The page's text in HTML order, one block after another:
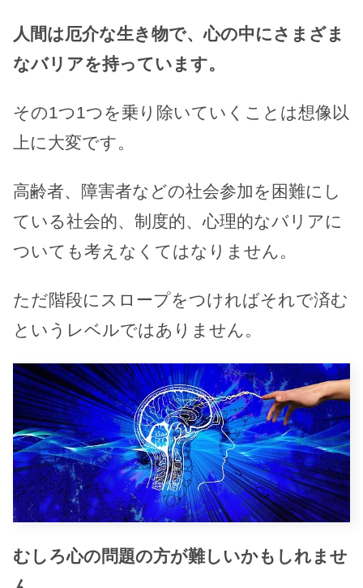
人間は厄介な生き物で、心の中にさまざま
なバリアを持っています。
その1つ1つを乗り除いていくことは想像以
上に大変です。
高齢者、障害者などの社会参加を困難にし
ている社会的、制度的、心理的なバリアに
ついても考えなくてはなりません。
ただ階段にスロープをつければそれで済む
というレベルではありません。
むしろ心の問題の方が難しいかもしれませ